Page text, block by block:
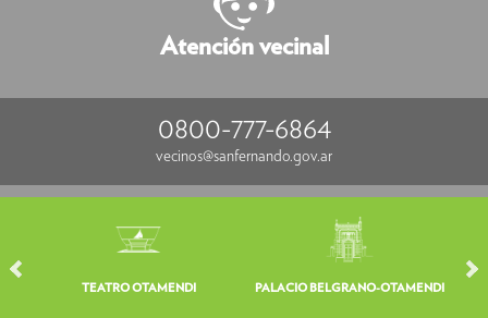
Atención vecinal
0800-777-6864
vecinos@sanfernando.gov.ar
TEATRO OTAMENDI PALACIO BELGRANO-OTAMENDI